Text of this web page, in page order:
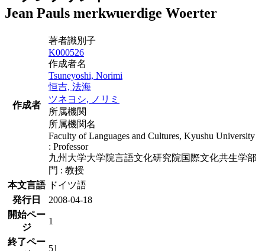
Jean Pauls merkwuerdige Woerter
作成者
著者識別子
K000526
作成者名
Tsuneyoshi, Norimi
恒吉, 法海
ツネヨシ, ノリミ
所属機関
所属機関名
Faculty of Languages and Cultures, Kyushu University
: Professor
九州大学大学院言語文化研究院国際文化共生学部
門 : 教授
本文言語
ドイツ語
発行日
2008-04-18
開始ペー
ジ
1
終了ペー
51